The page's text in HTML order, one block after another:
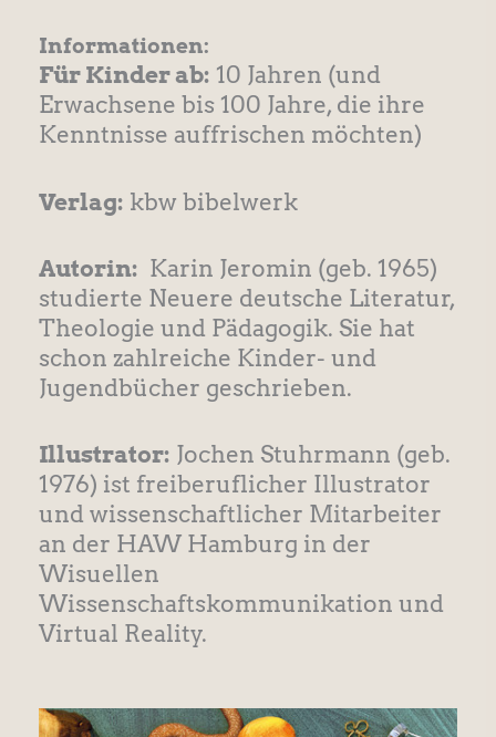
Informationen:
Für Kinder ab: 10 Jahren (und
Erwachsene bis 100 Jahre, die ihre
Kenntnisse auffrischen möchten)
Verlag: kbw bibelwerk
Autorin: Karin Jeromin (geb. 1965)
studierte Neuere deutsche Literatur,
Theologie und Pädagogik. Sie hat
schon zahlreiche Kinder- und
Jugendbücher geschrieben.
Illustrator: Jochen Stuhrmann (geb.
1976) ist freiberuflicher Illustrator
und wissenschaftlicher Mitarbeiter
an der HAW Hamburg in der
Wisuellen
Wissenschaftskommunikation und
Virtual Reality.